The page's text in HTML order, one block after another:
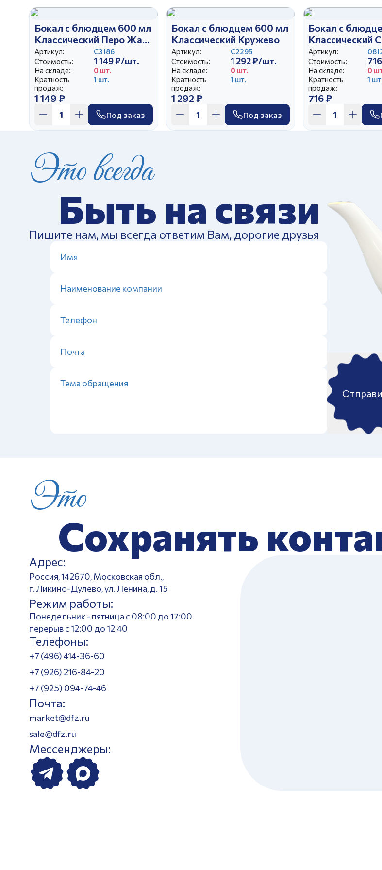
Бокал с блюдцем 600 мл
Классический Перо Жар-
птицы
Артикул:
С3186
Стоимость:
1 149 ₽/шт.
На складе:
0 шт.
Кратность
продаж:
1 шт.
1 149 ₽
Под заказ
Бокал с блюдцем 600 мл
Классический Кружево
Артикул:
С2295
Стоимость:
1 292 ₽/шт.
На складе:
0 шт.
Кратность
продаж:
1 шт.
1 292 ₽
Под заказ
Бокал с
Классический
Отводка
Артикул:
Стоимость:
На складе:
0
Кратность
продаж:
1 шт.
716 ₽
Это всегда
Быть на связи
Пишите нам, мы всегда ответим Вам, дорогие друзья
Это
Сохранять
Адрес:
Россия, 142670, Московская обл.,
г. Ликино-Дулево, ул. Ленина, д. 15
Режим работы:
Понедельник - пятница с 08:00 до 17:00
перерыв с 12:00 до 12:40
Телефоны:
+7 (496) 414-36-60
+7 (926) 216-84-20
+7 (925) 094-74-46
Почта:
market@dfz.ru
sale@dfz.ru
Мессенджеры: